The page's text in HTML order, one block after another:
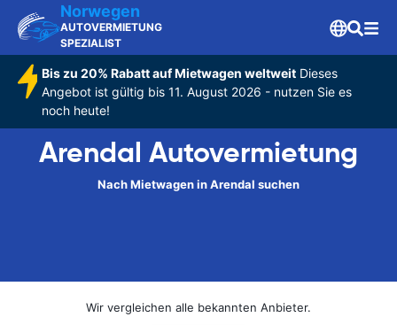
Norwegen
AUTOVERMIETUNG
SPEZIALIST
Bis zu 20% Rabatt auf Mietwagen weltweitDieses
Angebot ist gültig bis 11. August 2026 - nutzen Sie es
noch heute!
Arendal Autovermietung
Nach Mietwagen in Arendal suchen
Wir vergleichen alle bekannten Anbieter.